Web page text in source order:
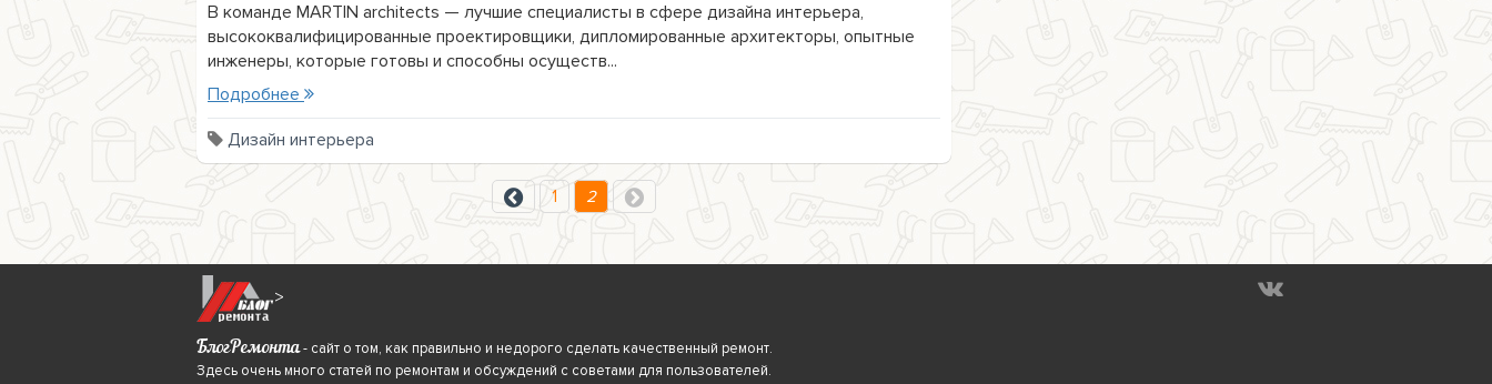
В команде MARTIN architects — лучшие специалисты в сфере дизайна интерьера,
высококвалифицированные проектировщики, дипломированные архитекторы, опытные
инженеры, которые готовы и способны осуществ...
Подробнее
Дизайн интерьера
1 2
>
БлогРемонта- сайт о том, как правильно и недорого сделать качественный ремонт.
Здесь очень много статей по ремонтам и обсуждений с советами для пользователей.